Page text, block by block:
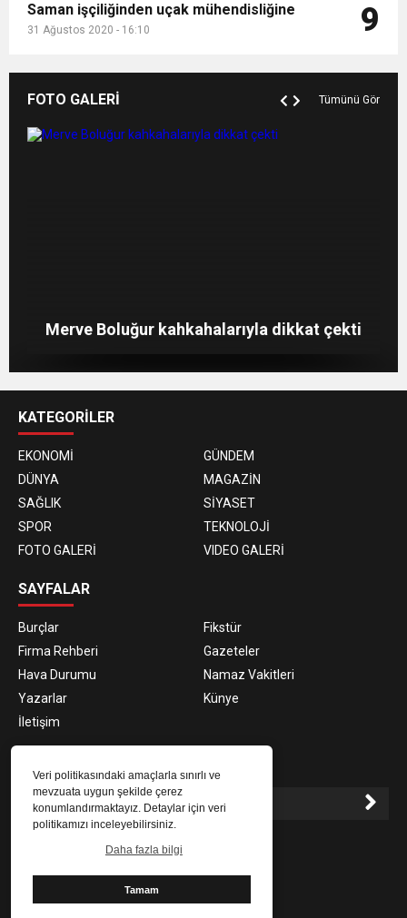
Veri politikasındaki amaçlarla sınırlı ve
mevzuata uygun şekilde çerez
konumlandırmaktayız. Detaylar için veri
politikamızı inceleyebilirsiniz.
Daha fazla bilgi
Tamam
Saman işçiliğinden uçak mühendisliğine
31 Ağustos 2020 - 16:10 9
FOTO GALERİ Tümünü Gör
Aslıhan Doğan Turan’ın formda kalma sırrı
Merve Boluğur kahkahalarıyla dikkat çektiOktay’a gönderme
KATEGORİLER
EKONOMİ
GÜNDEM
DÜNYA
MAGAZİN
SAĞLIK
SİYASET
SPOR
TEKNOLOJİ
FOTO GALERİ
VIDEO GALERİ
SAYFALAR
Burçlar
Fikstür
Firma Rehberi
Gazeteler
Hava Durumu
Namaz Vakitleri
Yazarlar
Künye
İletişim